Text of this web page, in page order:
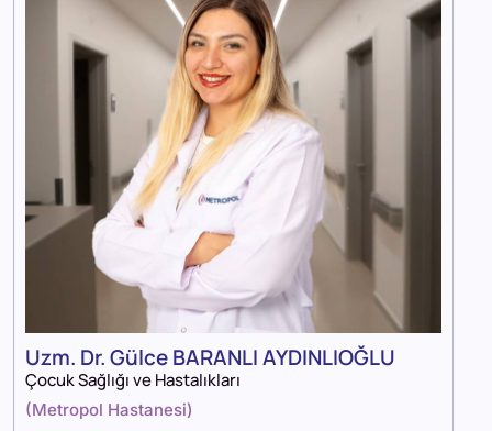
Uzm. Dr. Gülce BARANLI AYDINLIOĞLU
Çocuk Sağlığı ve Hastalıkları
(Metropol Hastanesi)